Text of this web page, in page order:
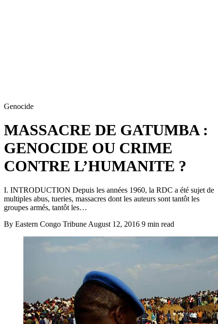
Genocide
MASSACRE DE GATUMBA :
GENOCIDE OU CRIME
CONTRE L’HUMANITE ?
I. INTRODUCTION Depuis les années 1960, la RDC a été sujet de
multiples abus, tueries, massacres dont les auteurs sont tantôt les
groupes armés, tantôt les…
By Eastern Congo Tribune August 12, 2016 9 min read